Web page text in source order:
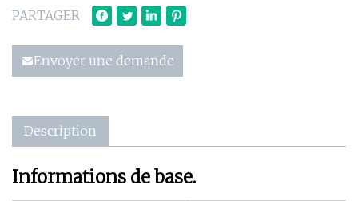
PARTAGER
Envoyer une demande
Description
Informations de base.